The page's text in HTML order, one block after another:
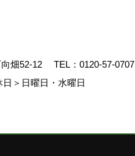
向畑52-12 TEL： 0120-57-0707
日＞日曜日・水曜日
Reserved.